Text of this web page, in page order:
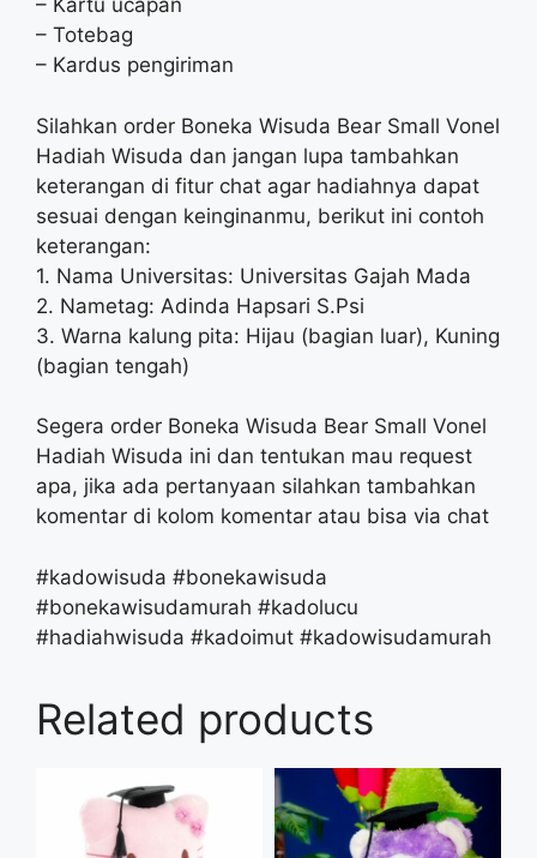
– Kartu ucapan
– Totebag
– Kardus pengiriman
Silahkan order Boneka Wisuda Bear Small Vonel
Hadiah Wisuda dan jangan lupa tambahkan
keterangan di fitur chat agar hadiahnya dapat
sesuai dengan keinginanmu, berikut ini contoh
keterangan:
1. Nama Universitas: Universitas Gajah Mada
2. Nametag: Adinda Hapsari S.Psi
3. Warna kalung pita: Hijau (bagian luar), Kuning
(bagian tengah)
Segera order Boneka Wisuda Bear Small Vonel
Hadiah Wisuda ini dan tentukan mau request
apa, jika ada pertanyaan silahkan tambahkan
komentar di kolom komentar atau bisa via chat
#kadowisuda #bonekawisuda
#bonekawisudamurah #kadolucu
#hadiahwisuda #kadoimut #kadowisudamurah
Related products